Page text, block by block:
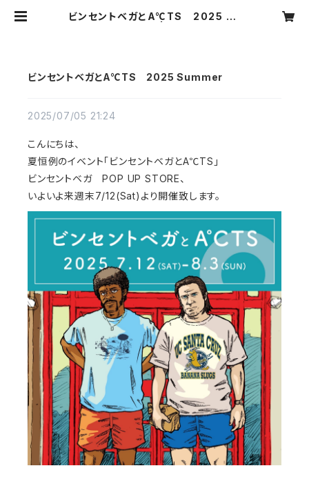
ビンセントベガとA℃TS 2025 Su
ビンセントベガとA℃TS 2025 Summer
2025/07/05 21:24
こんにちは、
夏恒例のイベント「ビンセントベガとA℃TS」
ビンセントベガ POP UP STORE、
いよいよ来週末7/12(Sat)より開催致します。